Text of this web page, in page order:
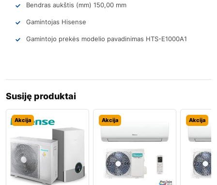
Bendras aukštis (mm) 150,00 mm
Gamintojas Hisense
Gamintojo prekės modelio pavadinimas HTS-E1000A1
Susiję produktai
Akcija Akcija Akcija